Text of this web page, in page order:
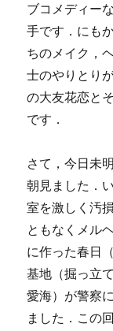
ブコメディー
手です．にも
ちのメイク，
士のやりとり
の大友花恋と
です．
さて，今日未
朝見ました．
室を激しく汚
ともなくメル
に作った春日
基地（掘っ立
愛海）が警察
ました．この